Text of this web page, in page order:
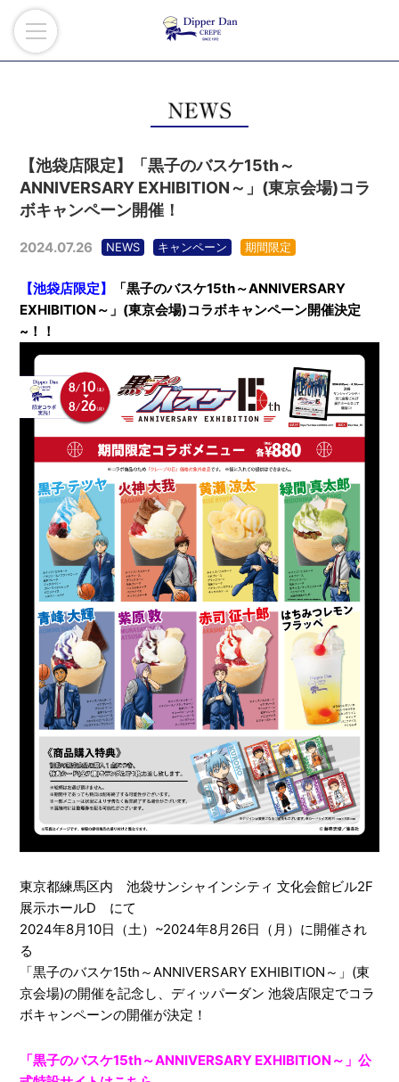
【池袋店限定】「黒子のバスケ15th～
ANNIVERSARY EXHIBITION～」(東京会場)コラ
ボキャンペーン開催！
2024.07.26 NEWS キャンペーン 期間限定
【池袋店限定】
「黒子のバスケ15th～ANNIVERSARY
EXHIBITION～」(東京会場)コラボキャンペーン開催決定
~！！
東京都練馬区内 池袋サンシャインシティ 文化会館ビル2F
展示ホールD にて
2024年8月10日（土）~2024年8月26日（月）に開催され
る
「黒子のバスケ15th～ANNIVERSARY EXHIBITION～」(東
京会場)の開催を記念し、ディッパーダン 池袋店限定でコラ
ボキャンペーンの開催が決定！
「黒子のバスケ15th～ANNIVERSARY EXHIBITION～」公